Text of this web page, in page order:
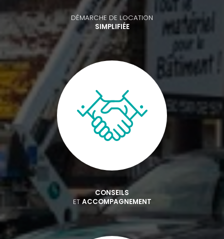
DÉMARCHE DE LOCATION
SIMPLIFIÉE
CONSEILS
ETACCOMPAGNEMENT